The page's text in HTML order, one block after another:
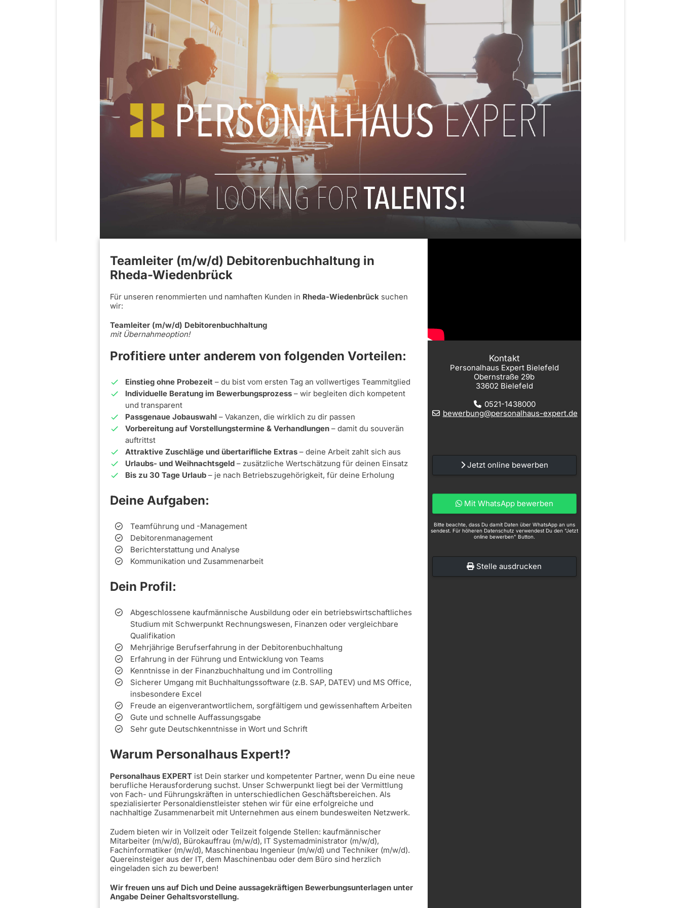
Teamleiter (m/w/d) Debitorenbuchhaltung in
Rheda-Wiedenbrück
Für unseren renommierten und namhaften Kunden in Rheda-Wiedenbrück suchen
wir:
Teamleiter (m/w/d) Debitorenbuchhaltung
mit Übernahmeoption!
Profitiere unter anderem von folgenden Vorteilen:
Einstieg ohne Probezeit – du bist vom ersten Tag an vollwertiges Teammitglied
Individuelle Beratung im Bewerbungsprozess – wir begleiten dich kompetent
und transparent
Passgenaue Jobauswahl – Vakanzen, die wirklich zu dir passen
Vorbereitung auf Vorstellungstermine & Verhandlungen – damit du souverän
auftrittst
Attraktive Zuschläge und übertarifliche Extras – deine Arbeit zahlt sich aus
Urlaubs- und Weihnachtsgeld – zusätzliche Wertschätzung für deinen Einsatz
Bis zu 30 Tage Urlaub – je nach Betriebszugehörigkeit, für deine Erholung
Deine Aufgaben:
Teamführung und -Management
Debitorenmanagement
Berichterstattung und Analyse
Kommunikation und Zusammenarbeit
Dein Profil:
Abgeschlossene kaufmännische Ausbildung oder ein betriebswirtschaftliches
Studium mit Schwerpunkt Rechnungswesen, Finanzen oder vergleichbare
Qualifikation
Mehrjährige Berufserfahrung in der Debitorenbuchhaltung
Erfahrung in der Führung und Entwicklung von Teams
Kenntnisse in der Finanzbuchhaltung und im Controlling
Sicherer Umgang mit Buchhaltungssoftware (z.B. SAP, DATEV) und MS Office,
insbesondere Excel
Freude an eigenverantwortlichem, sorgfältigem und gewissenhaftem Arbeiten
Gute und schnelle Auffassungsgabe
Sehr gute Deutschkenntnisse in Wort und Schrift
Warum Personalhaus Expert!?
Personalhaus EXPERT ist Dein starker und kompetenter Partner, wenn Du eine neue
berufliche Herausforderung suchst. Unser Schwerpunkt liegt bei der Vermittlung
von Fach- und Führungskräften in unterschiedlichen Geschäftsbereichen. Als
spezialisierter Personaldienstleister stehen wir für eine erfolgreiche und
nachhaltige Zusammenarbeit mit Unternehmen aus einem bundesweiten Netzwerk.
Zudem bieten wir in Vollzeit oder Teilzeit folgende Stellen: kaufmännischer
Mitarbeiter (m/w/d), Bürokauffrau (m/w/d), IT Systemadministrator (m/w/d),
Fachinformatiker (m/w/d), Maschinenbau Ingenieur (m/w/d) und Techniker (m/w/d).
Quereinsteiger aus der IT, dem Maschinenbau oder dem Büro sind herzlich
eingeladen sich zu bewerben!
Wir freuen uns auf Dich und Deine aussagekräftigen Bewerbungsunterlagen unter
Angabe Deiner Gehaltsvorstellung.
Kontakt
Personalhaus Expert Bielefeld
Obernstraße 29b
33602 Bielefeld
0521-1438000
bewerbung@personalhaus-expert.de
Jetzt online bewerben
Mit WhatsApp bewerben
Bitte beachte, dass Du damit Daten über WhatsApp an uns
sendest. Für höheren Datenschutz verwendest Du den "Jetzt
online bewerben" Button.
Stelle ausdrucken